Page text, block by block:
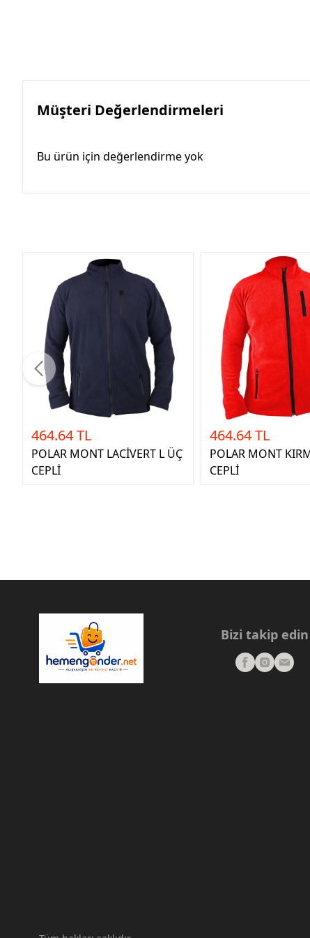
Müşteri Değerlendirmeleri
Bu ürün için değerlendirme yok
464.64 TL
POLAR MONT LACİVERT L ÜÇ
CEPLİ
464.64 TL
POLAR MONT
CEPLİ
Bizi takip edin